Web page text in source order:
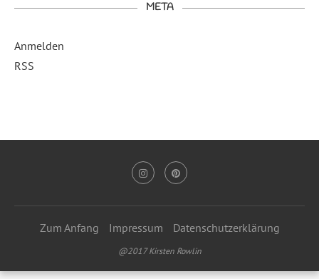
META
Anmelden
RSS
Zum Anfang Impressum Datenschutzerklärung
@2017 Kirsten Rowlin